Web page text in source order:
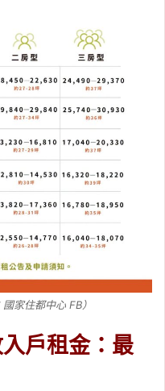
家住都中心 FB）
戶租金：最